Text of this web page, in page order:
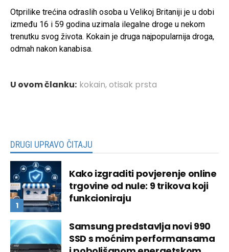
Otprilike trećina odraslih osoba u Velikoj Britaniji je u dobi
između 16 i 59 godina uzimala ilegalne droge u nekom
trenutku svog života. Kokain je druga najpopularnija droga,
odmah nakon kanabisa.
U ovom članku: kokain,otisak prsta
DRUGI UPRAVO ČITAJU
Kako izgraditi povjerenje online
trgovine od nule: 9 trikova koji
funkcioniraju
Samsung predstavlja novi 990
SSD s moćnim performansama